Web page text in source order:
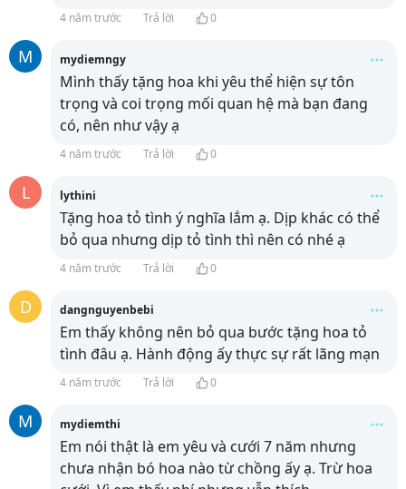
4 năm trước Trả lời 0
M mydiemngy
Mình thấy tặng hoa khi yêu thể hiện sự tôn
trọng và coi trọng mối quan hệ mà bạn đang
có, nên như vậy ạ
4 năm trước Trả lời 0
L lythini
Tặng hoa tỏ tình ý nghĩa lắm ạ. Dịp khác có thể
bỏ qua nhưng dịp tỏ tình thì nên có nhé ạ
4 năm trước Trả lời 0
D dangnguyenbebi
Em thấy không nên bỏ qua bước tặng hoa tỏ
tình đâu ạ. Hành động ấy thực sự rất lãng mạn
4 năm trước Trả lời 0
M mydiemthi
Em nói thật là em yêu và cưới 7 năm nhưng
chưa nhận bó hoa nào từ chồng ấy ạ. Trừ hoa